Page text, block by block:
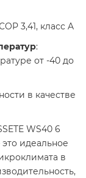
3,41, класс A
:
от -40 до
в качестве
WS40 6
идеальное
в